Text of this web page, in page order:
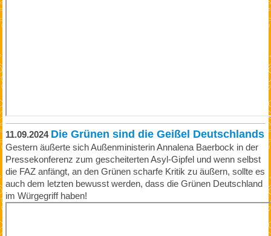
11.09.2024 Die Grünen sind die Geißel Deutschlands
Gestern äußerte sich Außenministerin Annalena Baerbock in der
Pressekonferenz zum gescheiterten Asyl-Gipfel und wenn selbst
die FAZ anfängt, an den Grünen scharfe Kritik zu äußern, sollte es
auch dem letzten bewusst werden, dass die Grünen Deutschland
im Würgegriff haben!